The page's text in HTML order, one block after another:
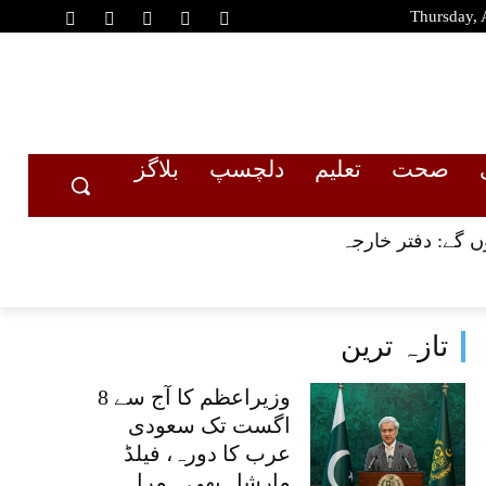
Thursday,
صحت تعلیم دلچسپ
بلاگز
تازہ ترین
وزیراعظم کا آج سے 8
اگست تک سعودی
عرب کا دورہ، فیلڈ